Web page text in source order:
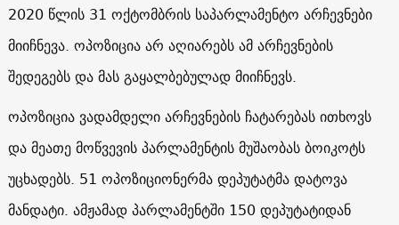
2020 წლის 31 ოქტომბრის საპარლამენტო არჩევნები
მიიჩნევა. ოპოზიცია არ აღიარებს ამ არჩევნების
შედეგებს და მას გაყალბებულად მიიჩნევს.
ოპოზიცია ვადამდელი არჩევნების ჩატარებას ითხოვს
და მეათე მოწვევის პარლამენტის მუშაობას ბოიკოტს
უცხადებს. 51 ოპოზიციონერმა დეპუტატმა დატოვა
მანდატი. ამჟამად პარლამენტში 150 დეპუტატიდან